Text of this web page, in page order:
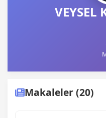
VEYSEL
Makaleler (20)